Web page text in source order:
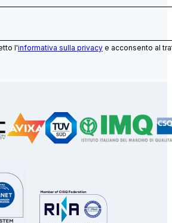
l'informativa sulla privacy e acconsento al